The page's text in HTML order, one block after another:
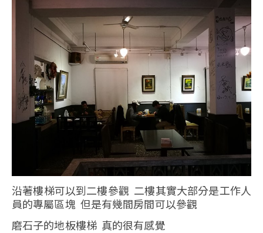
沿著樓梯可以到二樓參觀 二樓其實大部分是工作人
員的專屬區塊 但是有幾間房間可以參觀
磨石子的地板樓梯 真的很有感覺